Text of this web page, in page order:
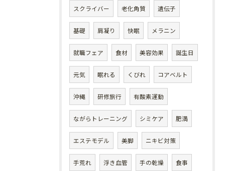
スクライバー 老化角質 遺伝子
基礎 肩凝り 快眠 メラニン
就職フェア 食材 美容効果 誕生日
元気 眠れる くびれ コアベルト
沖縄 研修旅行 有酸素運動
ながらトレーニング シミケア 肥満
エステモデル 美脚 ニキビ対策
手荒れ 浮き血管 手の乾燥 食事